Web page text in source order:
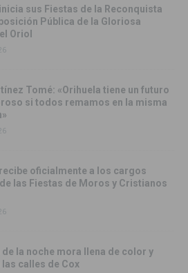
sus Fiestas de la Reconquista
Pública de la Gloriosa
Oriol
Tomé: «Orihuela tiene un futuro
si todos remamos en la misma
oficialmente a los cargos
las Fiestas de Moros y Cristianos
de la noche mora llena de color y
calles de Cox